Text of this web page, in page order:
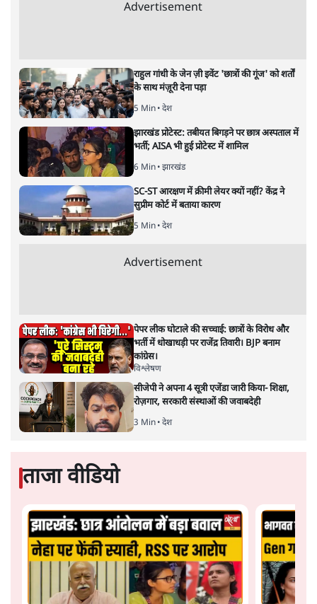
Advertisement
राहुल गांधी के जेन ज़ी इवेंट 'छात्रों की गूंज' को शर्तों
के साथ मंज़ूरी देना पड़ा
5 Min• देश
झारखंड प्रोटेस्ट: तबीयत बिगड़ने पर छात्र अस्पताल में
भर्ती; AISA भी हुई प्रोटेस्ट में शामिल
6 Min• झारखंड
SC-ST आरक्षण में क्रीमी लेयर क्यों नहीं? केंद्र ने
सुप्रीम कोर्ट में बताया कारण
5 Min• देश
Advertisement
पेपर लीक घोटाले की सच्चाई: छात्रों के विरोध और
भर्ती में धोखाधड़ी पर राजेंद्र तिवारी। BJP बनाम
कांग्रेस।
विश्लेषण
सीजेपी ने अपना 4 सूत्री एजेंडा जारी किया- शिक्षा,
रोज़गार, सरकारी संस्थाओं की जवाबदेही
3 Min• देश
ताजा वीडियो